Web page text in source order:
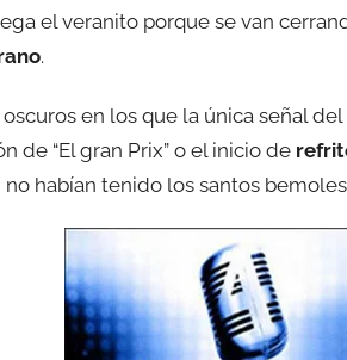
el veranito porque se van
.
en los que la única señal
de “El gran Prix” o el inicio de
no habían tenido los santos